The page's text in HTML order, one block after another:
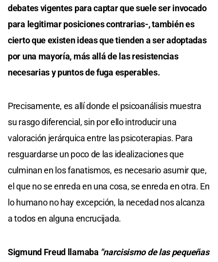
debates vigentes para captar que suele ser invocado
para legitimar posiciones contrarias-, también es
cierto que existen ideas que tienden a ser adoptadas
por una mayoría, más allá de las resistencias
necesarias y puntos de fuga esperables.
Precisamente, es allí donde el psicoanálisis muestra
su rasgo diferencial, sin por ello introducir una
valoración jerárquica entre las psicoterapias. Para
resguardarse un poco de las idealizaciones que
culminan en los fanatismos, es necesario asumir que,
el que no se enreda en una cosa, se enreda en otra. En
lo humano no hay excepción, la necedad nos alcanza
a todos en alguna encrucijada.
Sigmund Freud llamaba "narcisismo de las pequeñas